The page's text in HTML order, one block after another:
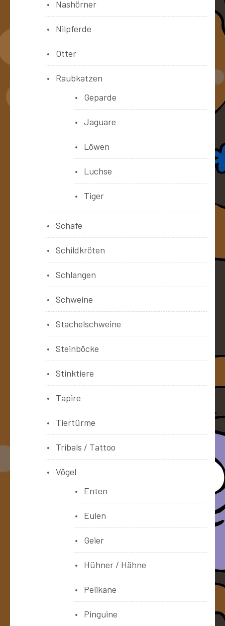
Nashörner
Nilpferde
Otter
Raubkatzen
Geparde
Jaguare
Löwen
Luchse
Tiger
Schafe
Schildkröten
Schlangen
Schweine
Stachelschweine
Steinböcke
Stinktiere
Tapire
Tiertürme
Tribals / Tattoo
Vögel
Enten
Eulen
Geier
Hühner / Hähne
Pelikane
Pinguine